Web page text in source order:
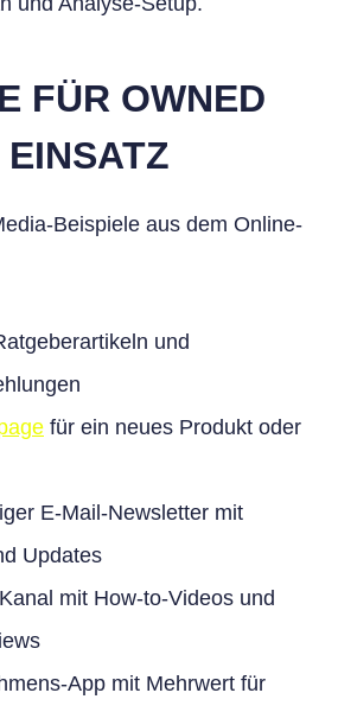
FÜR OWNED
Beispiele aus dem Online-
und
für ein neues Produkt oder
E-Mail-Newsletter mit
Updates
mit How-to-Videos und
App mit Mehrwert für